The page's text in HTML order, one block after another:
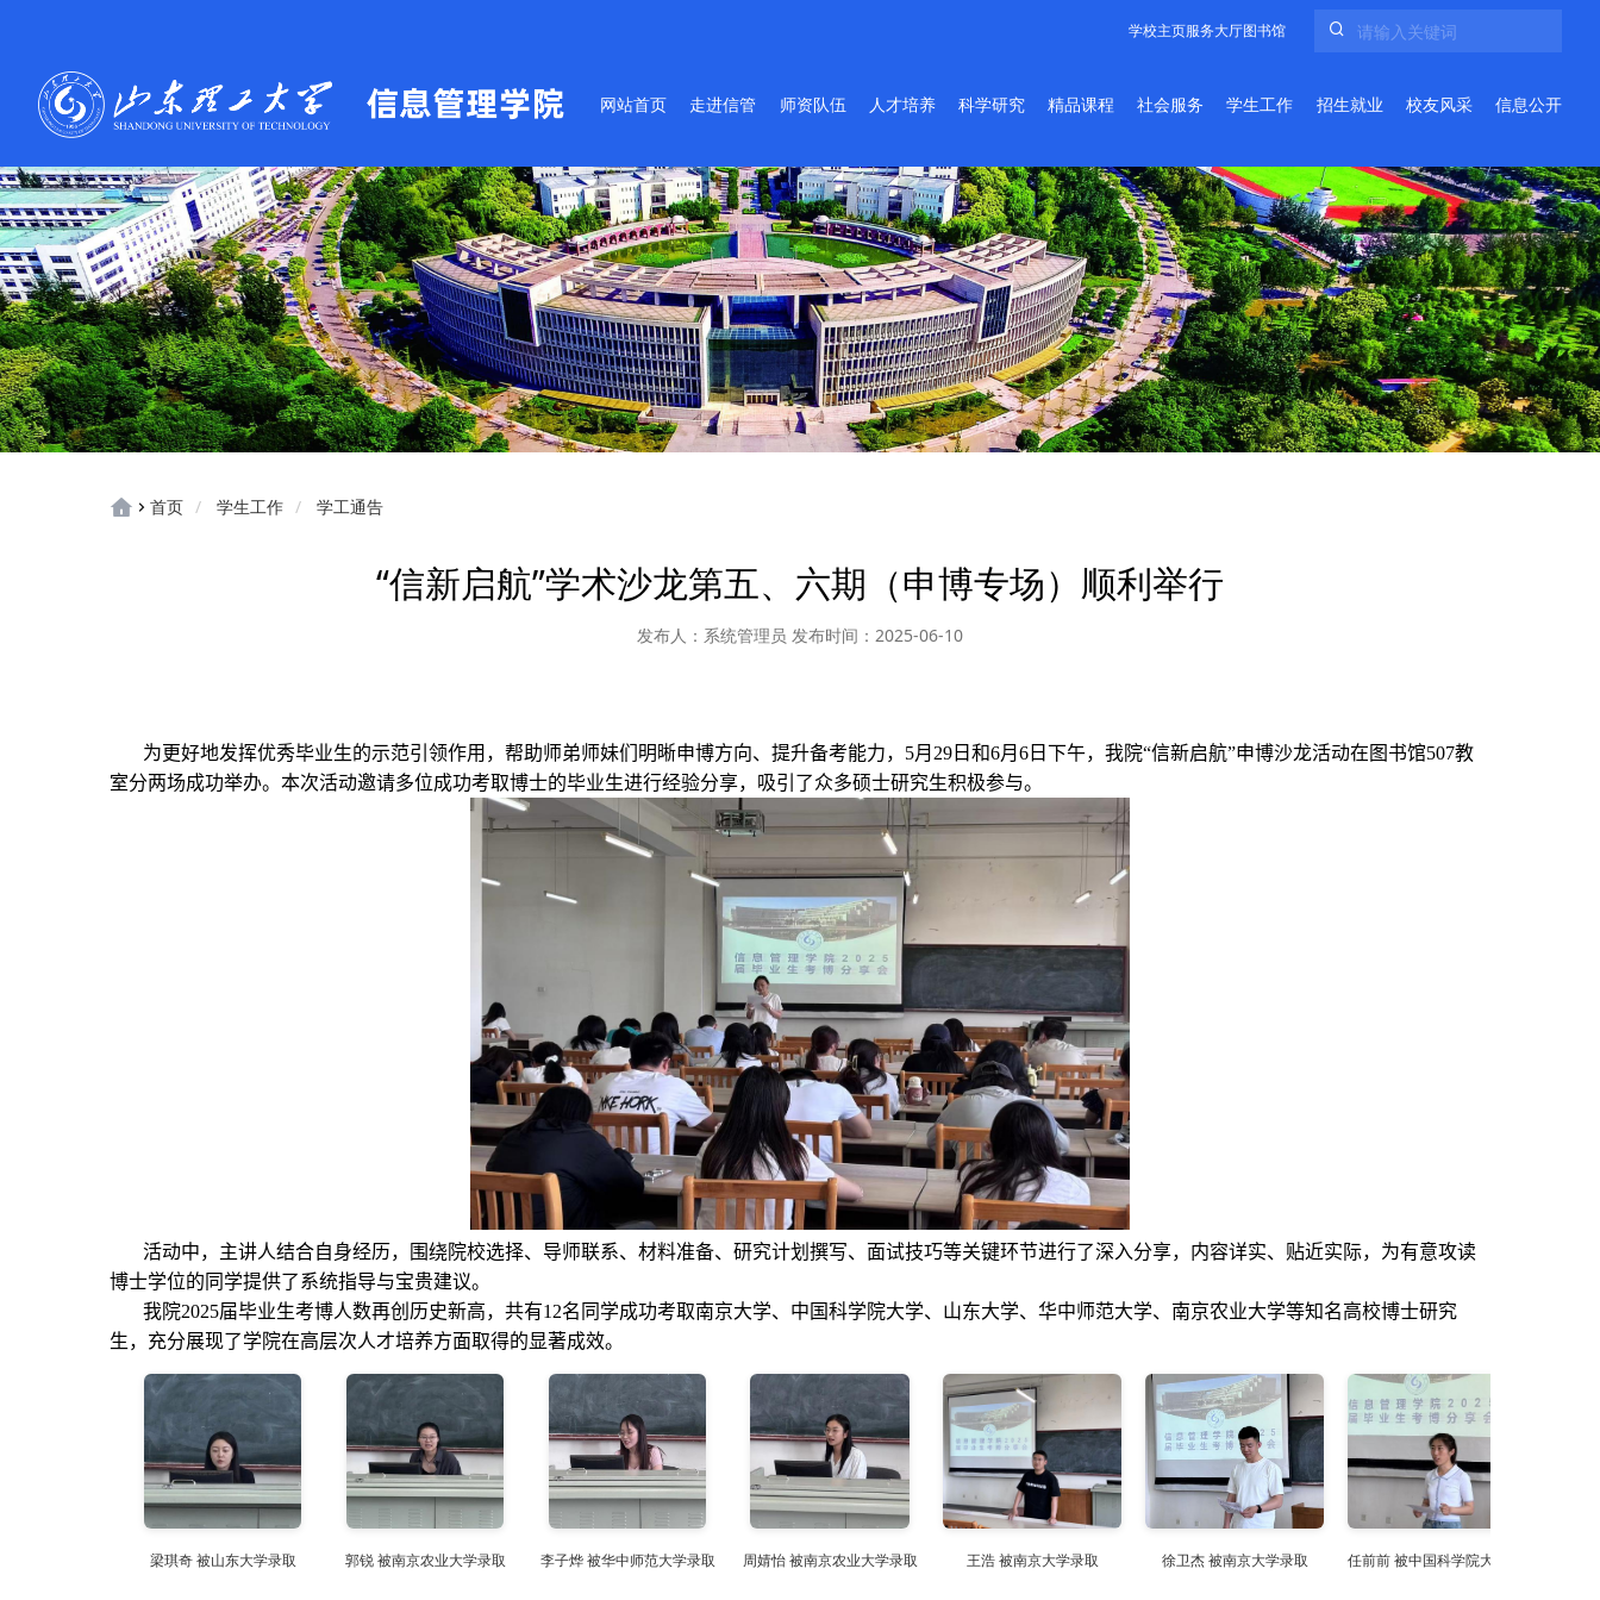
学校主页服务大厅图书馆
网站首页 走进信管 师资队伍 人才培养 科学研究 精品课程 社会服务 学生工作 招生就业 校友风采 信息公开
首页 学生工作 学工通告
“信新启航”学术沙龙第五、六期（申博专场）顺利举行
发布人：系统管理员 发布时间：2025-06-10
为更好地发挥优秀毕业生的示范引领作用，帮助师弟师妹们明晰申博方向、提升备考能力， 5月 29日和6月 6日下午，我院“信新启航”申博沙龙活动在图书馆507教
室分两场成功举办。本次活动邀请多位成功考取博士的毕业生进行经验分享，吸引了众多硕士研究生积极参与。
活动中，主讲人结合自身经历，围绕院校选择、导师联系、材料准备、研究计划撰写、面试技巧等关键环节进行了深入分享，内容详实、贴近实际，为有意攻读
博士学位的同学提供了系统指导与宝贵建议。
我院2025届毕业生考博人数再创历史新高，共有12名同学成功考取南京大学、中国科学院大学、山东大学、华中师范大学、南京农业大学等知名高校博士研究
生，充分展现了学院在高层次人才培养方面取得的显著成效。
梁琪奇 被山东大学录取 郭锐 被南京农业大学录取 李子烨 被华中师范大学录取 周婧怡 被南京农业大学录取 王浩 被南京大学录取 徐卫杰 被南京大学录取 任前前 被中国科学院大学录取